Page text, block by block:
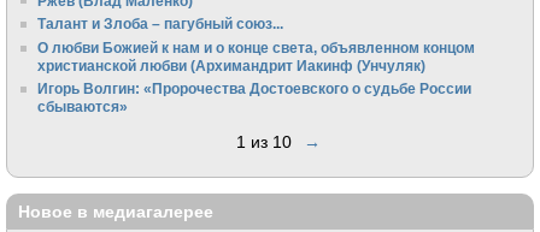
Талант и Злоба – пагубный союз...
О любви Божией к нам и о конце света, объявленном концом
христианской любви (Архимандрит Иакинф (Унчуляк)
Игорь Волгин: «Пророчества Достоевского о судьбе России
сбываются»
1 из 10 →
Новое в медиагалерее